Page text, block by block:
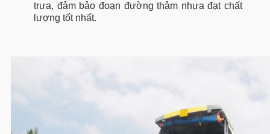
trưa, đảm bảo đoạn đường thảm nhựa đạt chất
lượng tốt nhất.